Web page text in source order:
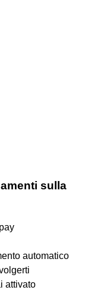
sulla
automatico
attivato